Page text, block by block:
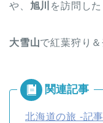
や、 旭川 を訪問した
大雪山で紅葉狩り＆
北海道の旅 -記